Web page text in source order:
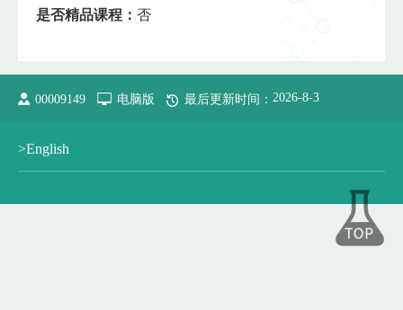
是否精品课程： 否
00009149 电脑版 最后更新时间： 2026-8-3
>English